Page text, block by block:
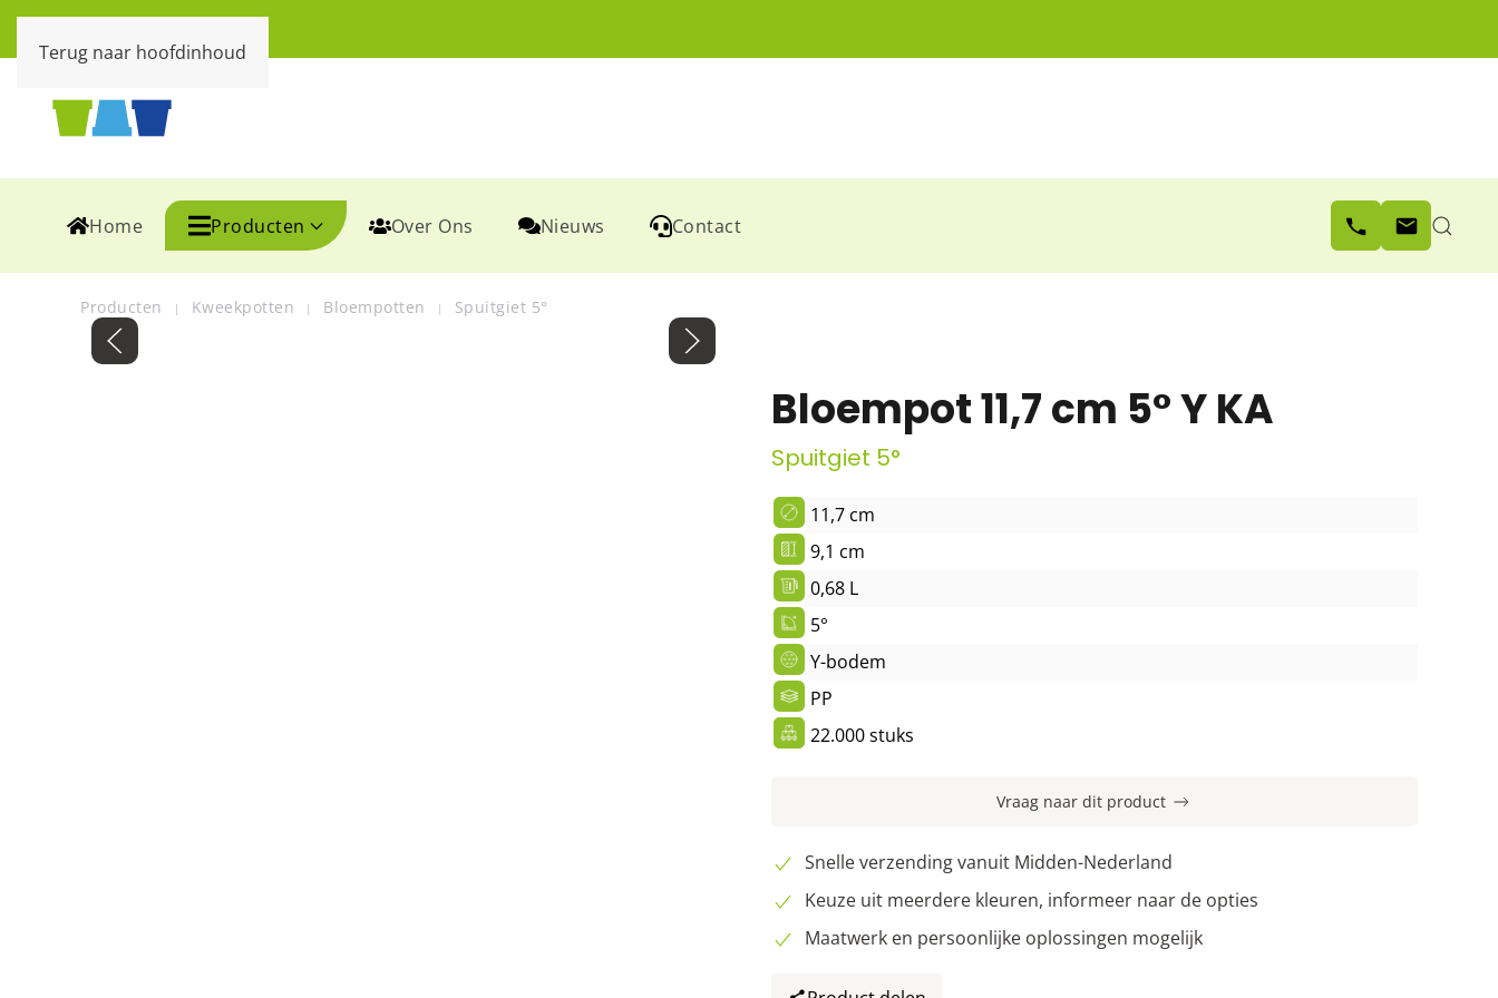
Terug naar hoofdinhoud
Home Producten Over Ons Nieuws Contact
Producten Kweekpotten Bloempotten Spuitgiet 5°
Bloempot 11,7 cm 5° Y KA
Spuitgiet 5°
11,7 cm
9,1 cm
0,68 L
5°
Y-bodem
PP
22.000 stuks
Vraag naar dit product
Snelle verzending vanuit Midden-Nederland
Keuze uit meerdere kleuren, informeer naar de opties
Maatwerk en persoonlijke oplossingen mogelijk